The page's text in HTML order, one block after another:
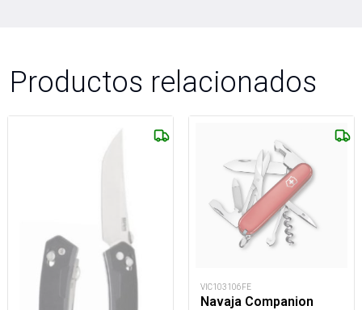
Productos relacionados
VIC103106FE
Navaja Companion